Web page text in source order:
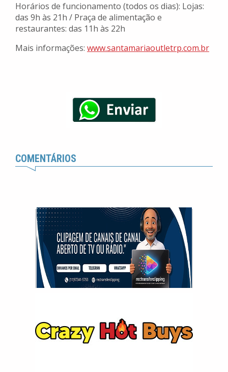
Horários de funcionamento (todos os dias): Lojas:
das 9h às 21h / Praça de alimentação e
restaurantes: das 11h às 22h
Mais informações: www.santamariaoutletrp.com.br
COMENTÁRIOS